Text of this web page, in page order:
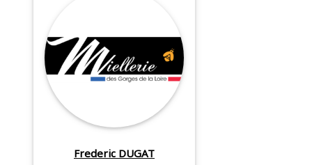
Frederic DUGAT